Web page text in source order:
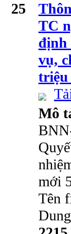
25
TC
định
vụ,
triệu
Mô
mới
Tên